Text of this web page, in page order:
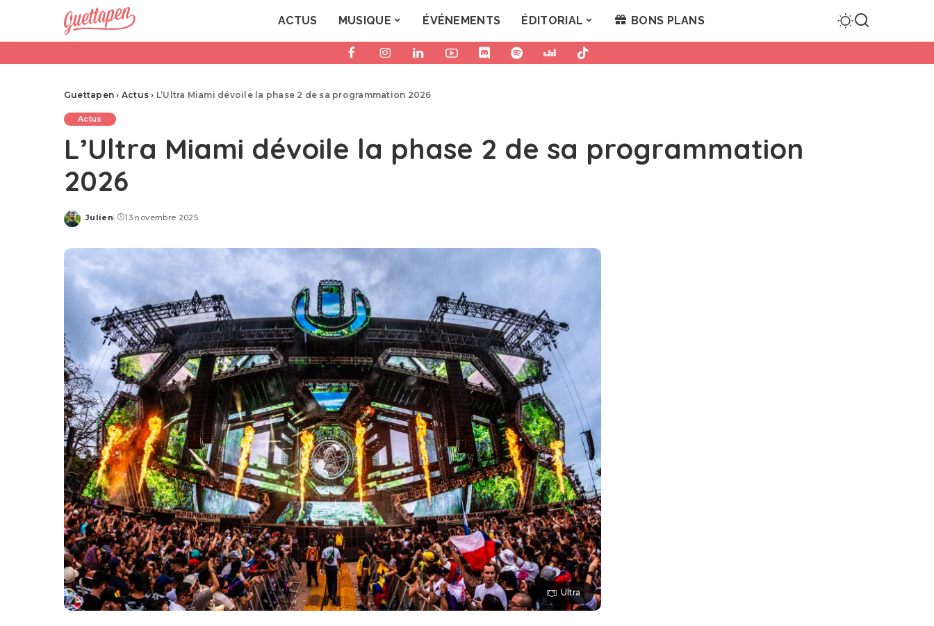
ACTUS MUSIQUE ÉVÉNEMENTS ÉDITORIAL BONS PLANS
Guettapen › Actus › L’Ultra Miami dévoile la phase 2 de sa programmation 2026
Actus
L’Ultra Miami dévoile la phase 2 de sa programmation
2026
Posted
Julien 13 novembre 2025
Ultra